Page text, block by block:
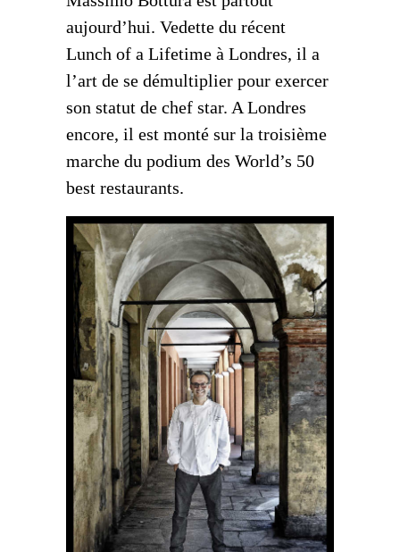
aujourd’hui. Vedette du récent
Lunch of a Lifetime à Londres, il a
l’art de se démultiplier pour exercer
son statut de chef star. A Londres
encore, il est monté sur la troisième
marche du podium des World’s 50
best restaurants.